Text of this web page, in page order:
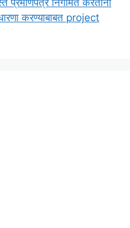
करण्याबाबत project